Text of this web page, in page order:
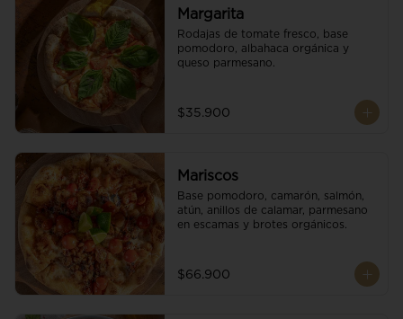
Margarita
Rodajas de tomate fresco, base
pomodoro, albahaca orgánica y
queso parmesano.
$35.900
Mariscos
Base pomodoro, camarón, salmón,
atún, anillos de calamar, parmesano
en escamas y brotes orgánicos.
$66.900